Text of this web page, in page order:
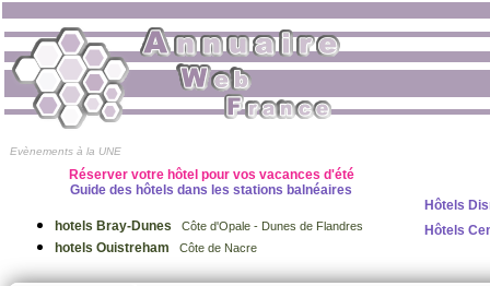
Evènements à la UNE
Réserver votre hôtel pour vos vacances d'été
Guide des hôtels dans les stations balnéaires
hotels Bray-Dunes Côte d'Opale - Dunes de Flandres
hotels Ouistreham Côte de Nacre
Hôtels
Hôtels